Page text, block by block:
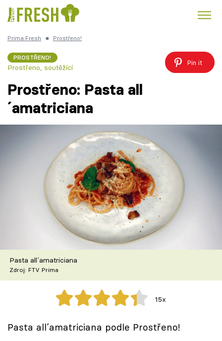
Česká kuchyně
Recepty
Články
TV Program
Škola vaření
Recepty z TV
Speciál: Cuketa
Těhotnej kuchař
Sledujte prima+
Prima Fresh ■ Prostřeno!
PROSTŘENO!
Prostřeno, soutěžící
Pin it
Prostřeno: Pasta all
´amatriciana
Pasta all´amatriciana
Zdroj: FTV Prima
15x
Pasta all´amatriciana podle Prostřeno!